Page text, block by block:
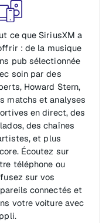
ce que SiriusXM a
: de la musique
pub sélectionnée
soin par des
Howard Stern,
matchs et analyses
en direct, des
des chaînes
et plus
Écoutez sur
téléphone ou
sur vos
connectés et
votre voiture avec